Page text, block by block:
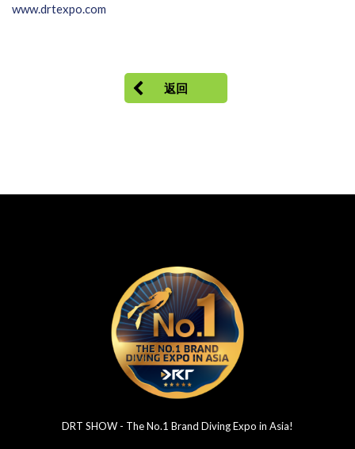
www.drtexpo.com
返回
DRT SHOW - The No.1 Brand Diving Expo in Asia!